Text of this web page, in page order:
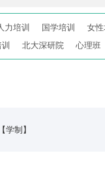
力培训 国学培训
女
北大深研院 心理班
【学制】